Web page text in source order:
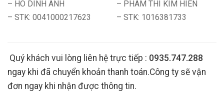
– HO DINH ANH
– STK: 0041000217623
– PHAM THI KIM HIEN
– STK: 1016381733
Quý khách vui lòng liên hệ trực tiếp : 0935.747.288
ngay khi đã chuyển khoản thanh toán.Công ty sẽ vận
đơn ngay khi nhận được thông tin.